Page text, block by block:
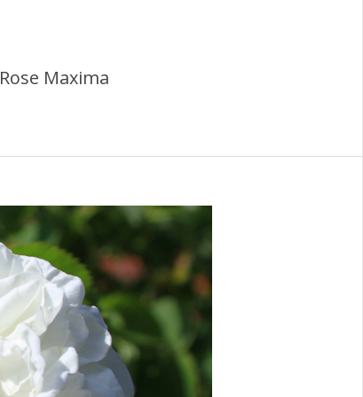
Rose Maxima